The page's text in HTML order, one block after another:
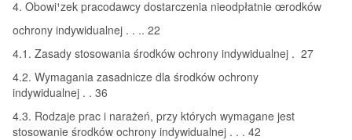
4. Obowi¹zek pracodawcy dostarczenia nieodpłatnie œrodków
ochrony indywidualnej . . .. 22
4.1. Zasady stosowania środków ochrony indywidualnej . 27
4.2. Wymagania zasadnicze dla środków ochrony
indywidualnej . . 36
4.3. Rodzaje prac i narażeń, przy których wymagane jest
stosowanie środków ochrony indywidualnej . . . 42